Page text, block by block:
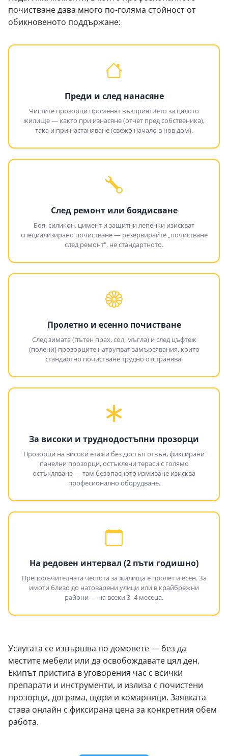
почистване дава много по-голяма стойност от
обикновеното поддържане:
Преди и след нанасяне
Чистите прозорци променят възприятието за цялото
жилище — както при изнасяне (отчет пред собственика),
така и при настаняване (свежо начало в нов дом).
След ремонт или боядисване
Боя, силикон, цимент и защитни лепенки изискват
специализирано почистване — резервирайте „почистване
след ремонт", не стандартното.
Пролетно и есенно почистване
След зимата (пътен прах, сол, мъгла) и след цъфтеж
(полени) прозорците натрупват замърсявания, които
стандартно почистване трудно отстранява.
За високи и труднодостъпни прозорци
Прозорци на високи етажи без достъп отвън, фиксирани
панелни прозорци, остъклени тераси с голямо
остъкляване — там безопасното измиване изисква
професионално оборудване.
На редовен интервал (2 пъти годишно)
Препоръчителната честота за жилища е пролет и есен. За
имоти близо до натоварени улици или в крайбрежни
райони — на всеки 3–4 месеца.
Услугата се извършва по домовете — без да
местите мебели или да освобождавате цял ден.
Екипът пристига в уговорения час с всички
препарати и инструменти, и излиза с почистени
прозорци, дограма, щори и комарници. Заявката
става онлайн с фиксирана цена за конкретния обем
работа.